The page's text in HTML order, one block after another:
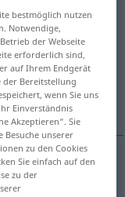
antippen)
bestmöglich nutzen
Notwendige,
der Webseite
erforderlich sind,
auf Ihrem Endgerät
der Bereitstellung
wenn Sie uns
Einverständnis
Akzeptieren“. Sie
unserer
zu den Cookies
Sie einfach auf den
zu der